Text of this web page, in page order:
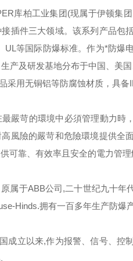
库柏工业集团(现属于伊顿集
插件三大领域。该系列产品包
UL 等国际防爆标准。作为*防爆
产及研发基地分布于中国、美
采用无铜铝等防腐蚀材质，具备
嚴苛的環境中必須管理動力時
風險的嚴苛和危險環境提供全
可靠、有效率且安全的電力管
属于ABB公司,二十世纪九十年
Hinds.拥有一百多年生产防爆
成立以来,作为报警、信号、控
.